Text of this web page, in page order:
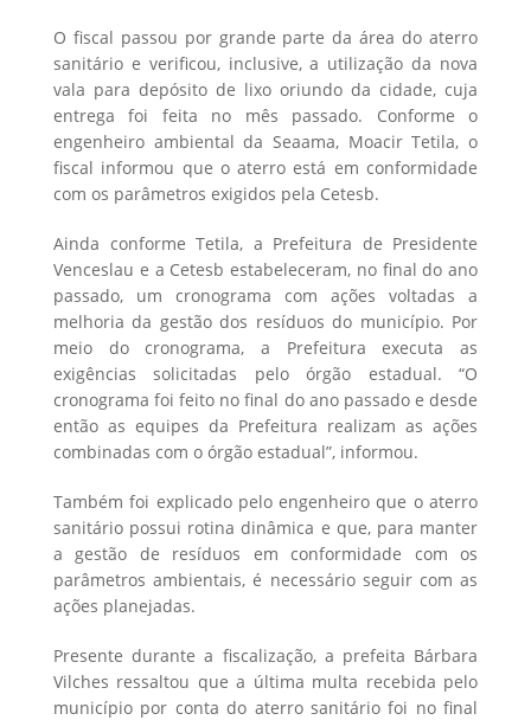
O fiscal passou por grande parte da área do aterro
sanitário e verificou, inclusive, a utilização da nova
vala para depósito de lixo oriundo da cidade, cuja
entrega foi feita no mês passado. Conforme o
engenheiro ambiental da Seaama, Moacir Tetila, o
fiscal informou que o aterro está em conformidade
com os parâmetros exigidos pela Cetesb.
Ainda conforme Tetila, a Prefeitura de Presidente
Venceslau e a Cetesb estabeleceram, no final do ano
passado, um cronograma com ações voltadas a
melhoria da gestão dos resíduos do município. Por
meio do cronograma, a Prefeitura executa as
exigências solicitadas pelo órgão estadual. “O
cronograma foi feito no final do ano passado e desde
então as equipes da Prefeitura realizam as ações
combinadas com o órgão estadual”, informou.
Também foi explicado pelo engenheiro que o aterro
sanitário possui rotina dinâmica e que, para manter
a gestão de resíduos em conformidade com os
parâmetros ambientais, é necessário seguir com as
ações planejadas.
Presente durante a fiscalização, a prefeita Bárbara
Vilches ressaltou que a última multa recebida pelo
município por conta do aterro sanitário foi no final